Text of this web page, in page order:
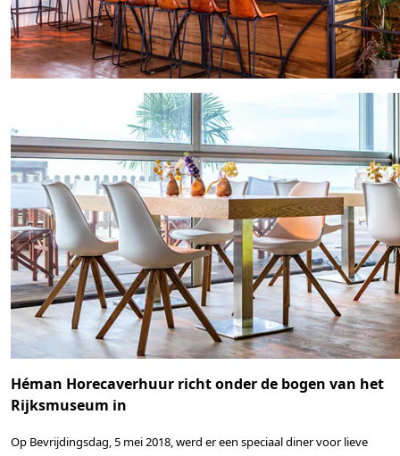
Héman Horecaverhuur richt onder de bogen van het
Rijksmuseum in
Op Bevrijdingsdag, 5 mei 2018, werd er een speciaal diner voor lieve